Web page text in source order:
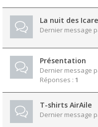
La nuit des
Dernier message
Présentation
Dernier message
Réponses : 1
T-shirts AirAile
Dernier message